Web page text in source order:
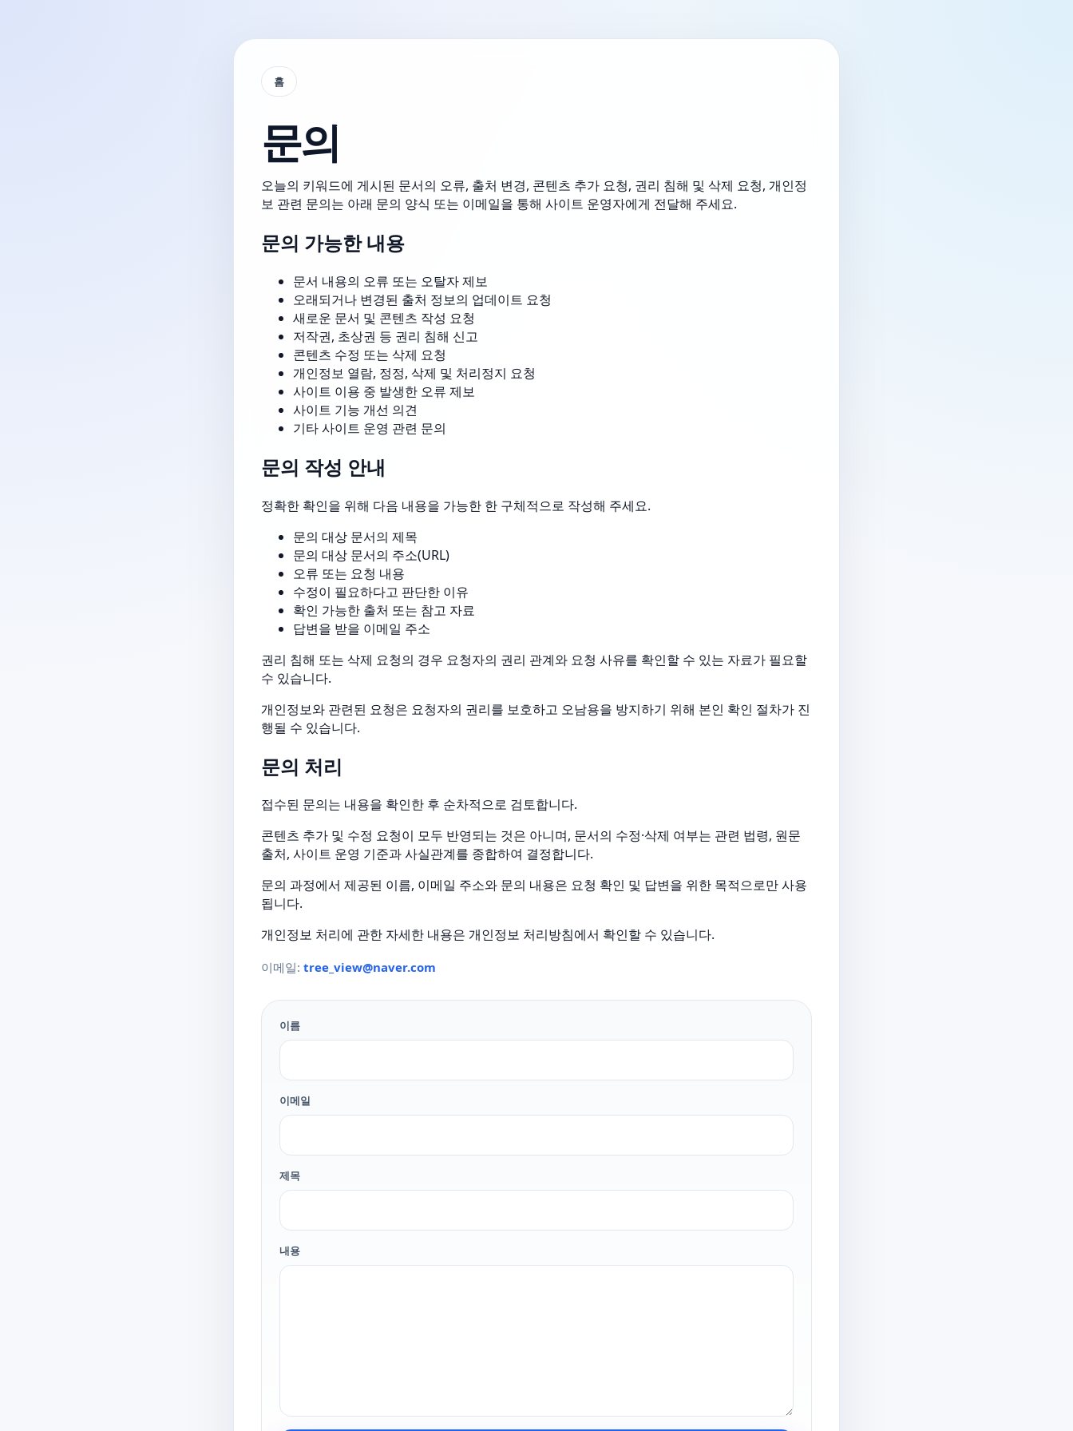
홈
문의
오늘의 키워드에 게시된 문서의 오류, 출처 변경, 콘텐츠 추가 요청, 권리 침해 및 삭제 요청, 개인정
보 관련 문의는 아래 문의 양식 또는 이메일을 통해 사이트 운영자에게 전달해 주세요.
문의 가능한 내용
문서 내용의 오류 또는 오탈자 제보
오래되거나 변경된 출처 정보의 업데이트 요청
새로운 문서 및 콘텐츠 작성 요청
저작권, 초상권 등 권리 침해 신고
콘텐츠 수정 또는 삭제 요청
개인정보 열람, 정정, 삭제 및 처리정지 요청
사이트 이용 중 발생한 오류 제보
사이트 기능 개선 의견
기타 사이트 운영 관련 문의
문의 작성 안내
정확한 확인을 위해 다음 내용을 가능한 한 구체적으로 작성해 주세요.
문의 대상 문서의 제목
문의 대상 문서의 주소(URL)
오류 또는 요청 내용
수정이 필요하다고 판단한 이유
확인 가능한 출처 또는 참고 자료
답변을 받을 이메일 주소
권리 침해 또는 삭제 요청의 경우 요청자의 권리 관계와 요청 사유를 확인할 수 있는 자료가 필요할
수 있습니다.
개인정보와 관련된 요청은 요청자의 권리를 보호하고 오남용을 방지하기 위해 본인 확인 절차가 진
행될 수 있습니다.
문의 처리
접수된 문의는 내용을 확인한 후 순차적으로 검토합니다.
콘텐츠 추가 및 수정 요청이 모두 반영되는 것은 아니며, 문서의 수정·삭제 여부는 관련 법령, 원문
출처, 사이트 운영 기준과 사실관계를 종합하여 결정합니다.
문의 과정에서 제공된 이름, 이메일 주소와 문의 내용은 요청 확인 및 답변을 위한 목적으로만 사용
됩니다.
개인정보 처리에 관한 자세한 내용은 개인정보 처리방침에서 확인할 수 있습니다.
이메일: tree_view@naver.com
이름
이메일
제목
내용